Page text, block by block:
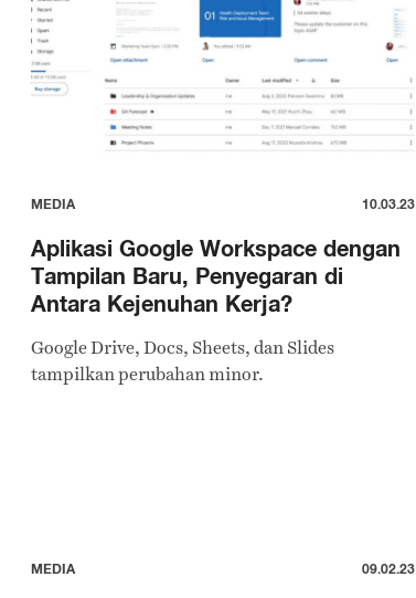
MEDIA 10.03.23
Aplikasi Google Workspace dengan
Tampilan Baru, Penyegaran di
Antara Kejenuhan Kerja?
Google Drive, Docs, Sheets, dan Slides
tampilkan perubahan minor.
MEDIA 09.02.23